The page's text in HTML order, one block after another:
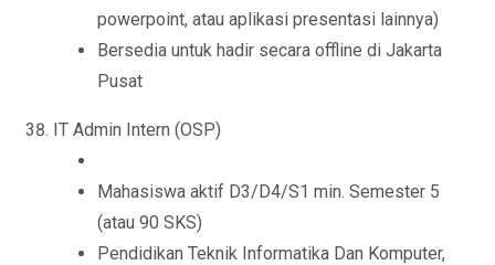
powerpoint, atau aplikasi presentasi lainnya)
Bersedia untuk hadir secara offline di Jakarta
Pusat
IT Admin Intern (OSP)
Mahasiswa aktif D3/D4/S1 min. Semester 5
(atau 90 SKS)
Pendidikan Teknik Informatika Dan Komputer,